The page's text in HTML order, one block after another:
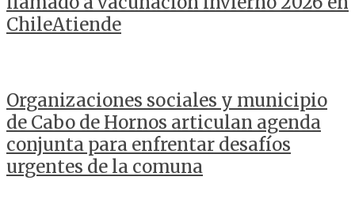
ChileAtiende
Organizaciones sociales y municipio
de Cabo de Hornos articulan agenda
conjunta para enfrentar desafíos
urgentes de la comuna